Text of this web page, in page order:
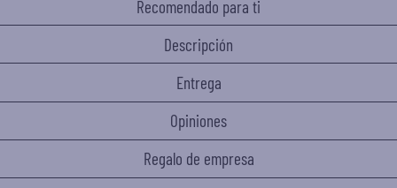
Recomendado para ti
Descripción
Entrega
Opiniones
Regalo de empresa